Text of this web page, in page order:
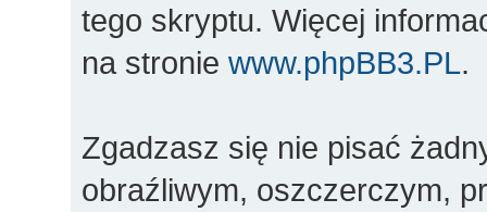
tego skryptu. Więcej
na stronie www.phpBB3.PL.
Zgadzasz się nie pisać
obraźliwym, oszczerczym,